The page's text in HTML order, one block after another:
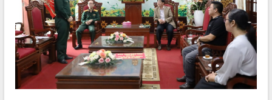
Bàn giải pháp tháo gỡ khó khăn trong
xuất khẩu sầu riêng và triển khai quy
định EUDR
Thứ trưởng Bộ Nông nghiệp và Môi
trường Nguyễn Hoàng Hiệp khảo sát
vùng trồng và doanh nghiệp đóng gói
sầu riêng tại Đắk Lắk
Tất cả: 66098424